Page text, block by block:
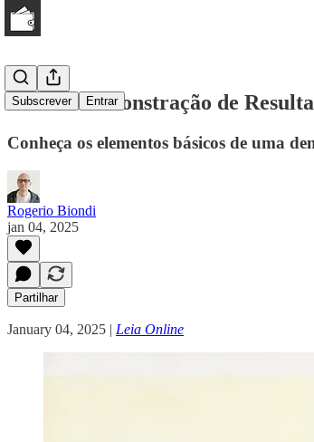
Subscrever Entrar
EP5: A Demonstração de
Conheça os elementos básicos de uma
Rogerio Biondi
jan 04, 2025
Partilhar
January 04, 2025 | Leia Online